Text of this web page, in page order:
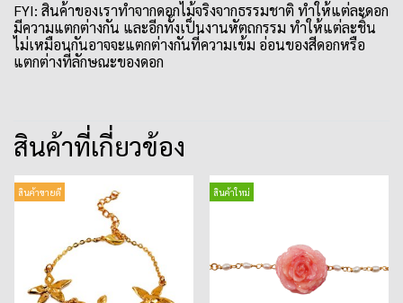
FYI: สินค้าของเราทำจากดอกไม้จริงจากธรรมชาติ ทำให้แต่ละดอก
มีความแตกต่างกัน และอีกทั้งเป็นงานหัตถกรรม ทำให้แต่ละชิ้น
ไม่เหมือนกันอาจจะแตกต่างกันที่ความเข้ม อ่อนของสีดอกหรือ
แตกต่างที่ลักษณะของดอก
สินค้าที่เกี่ยวข้อง
สินค้าขายดี สินค้าใหม่